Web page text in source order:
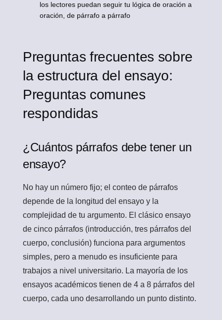
los lectores puedan seguir tu lógica de oración a
oración, de párrafo a párrafo
Preguntas frecuentes sobre
la estructura del ensayo:
Preguntas comunes
respondidas
¿Cuántos párrafos debe tener un
ensayo?
No hay un número fijo; el conteo de párrafos
depende de la longitud del ensayo y la
complejidad de tu argumento. El clásico ensayo
de cinco párrafos (introducción, tres párrafos del
cuerpo, conclusión) funciona para argumentos
simples, pero a menudo es insuficiente para
trabajos a nivel universitario. La mayoría de los
ensayos académicos tienen de 4 a 8 párrafos del
cuerpo, cada uno desarrollando un punto distinto.